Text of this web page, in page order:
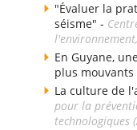
"Évaluer la
séisme" -
En Guyane,
plus
La culture de
pour la
technologiques